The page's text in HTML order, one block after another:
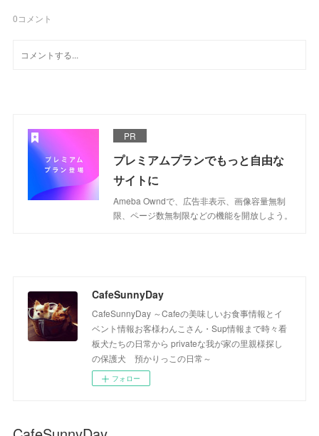
0コメント
PR
プレミアムプランでもっと自由な
サイトに
Ameba Owndで、広告非表示、画像容量無制
限、ページ数無制限などの機能を開放しよう。
CafeSunnyDay
CafeSunnyDay ～Cafeの美味しいお食事情報とイ
ベント情報お客様わんこさん・Sup情報まで時々看
板犬たちの日常から privateな我が家の里親様探し
の保護犬 預かりっこの日常～
フォロー